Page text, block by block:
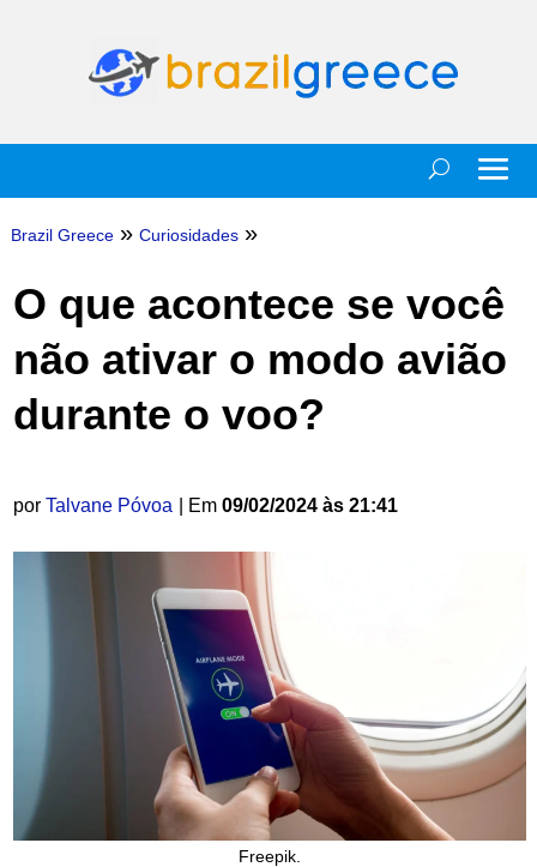
Brazil Greece » Curiosidades »
O que acontece se você
não ativar o modo avião
durante o voo?
por Talvane Póvoa | Em 09/02/2024 às 21:41
Freepik.